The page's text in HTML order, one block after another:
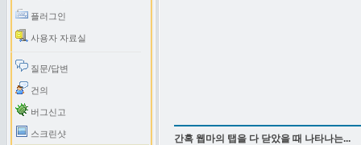
플러그인
사용자 자료실
질문/답변
건의
버그신고
스크린샷 간혹 웹마의 탭을 다 닫았을 때 나타나는...